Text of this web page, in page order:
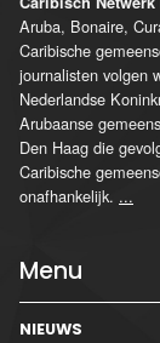
Aruba, Bonaire,
Caribische
journalisten volgen
Nederlandse
Arubaanse
Den Haag die
Caribische
onafhankelijk. ...
Menu
NIEUWS